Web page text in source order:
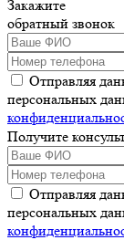
Закажите
обратный звонок
Отправляя
персональных
Получите
Отправляя
персональных